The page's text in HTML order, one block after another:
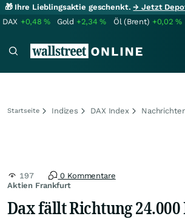
🎁 Ihre Lieblingsaktie geschenkt.→ Jetzt
DAX +0,48% Gold +2,34% Öl (Brent) +0,02%
Startseite Indizes DAX Index
Aktien Frankfurt
197 0 Kommentare
Dax fällt Richtung 24.000